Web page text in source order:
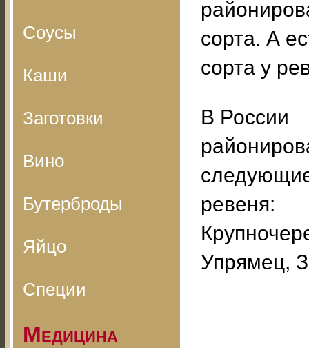
Соусы
Каши
Заготовки
Вино
Бутерброды
Яйцо
Специи
Медицина
сорта. А
сорта у
В России
ревеня:
Упрямец,